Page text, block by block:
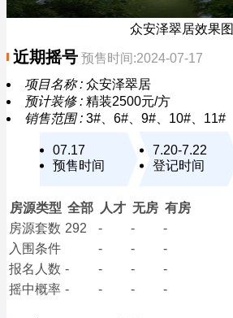
众安泽翠居效果图
近期摇号 预售时间:2024-07-17
项目名称 : 众安泽翠居
预计装修 : 精装2500元/方
销售范围 : 3#、6#、9#、10#、11#
07.17
预售时间
7.20-7.22
登记时间
房源类型 全部 人才 无房 有房
房源套数 292 - -
-
入围条件
- -
-
报名 人数 - - -
-
摇中概率 - - - -